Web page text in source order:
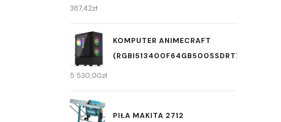
387,42zł
KOMPUTER ANIMECRAFT
5 530,00zł
PIŁA MAKITA 2712